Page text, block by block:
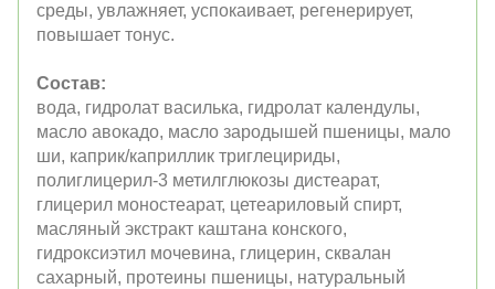
среды, увлажняет, успокаивает, регенерирует,
повышает тонус.
Состав:
вода, гидролат василька, гидролат календулы,
масло авокадо, масло зародышей пшеницы, мало
ши, каприк/каприллик триглецириды,
полиглицерил-3 метилглюкозы дистеарат,
глицерил моностеарат, цетеариловый спирт,
масляный экстракт каштана конского,
гидроксиэтил мочевина, глицерин, сквалан
сахарный, протеины пшеницы, натуральный